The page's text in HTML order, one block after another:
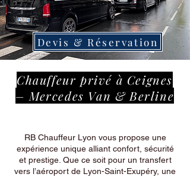
Devis & Réservation
Chauffeur privé à Ceignes
– Mercedes Van & Berline
RB Chauffeur Lyon vous propose une
expérience unique alliant confort, sécurité
et prestige. Que ce soit pour un transfert
vers l’aéroport de Lyon-Saint-Exupéry, une